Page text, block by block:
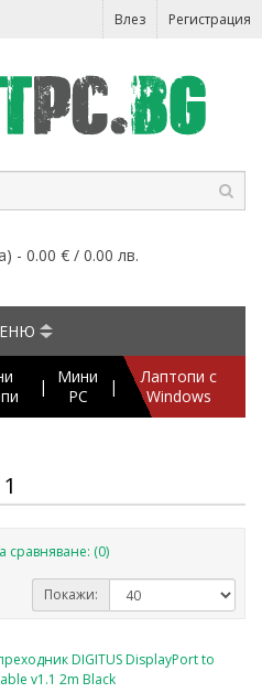
Влез Регистрация
- 0.00 € / 0.00 лв.
|
Мини
PC
|
Лаптопи с
Windows
сравняване: (0)
Покажи: